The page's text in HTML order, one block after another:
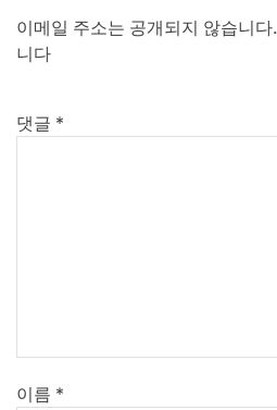
이메일 주소는 공개되지 않습니다.
니다
댓글 *
이름 *